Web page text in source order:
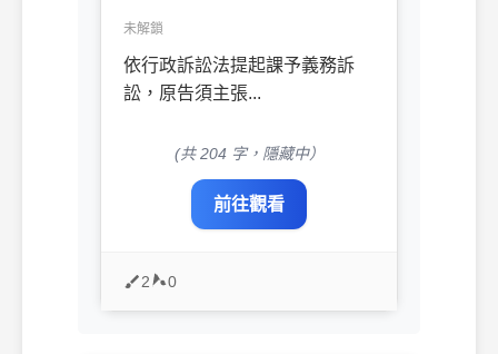
未解鎖
依行政訴訟法提起課予義務訴
訟，原告須主張...
(共 204 字，隱藏中）
前往觀看
2 0